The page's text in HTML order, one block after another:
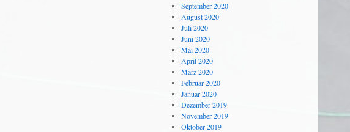
September 2020
August 2020
Juli 2020
Juni 2020
Mai 2020
April 2020
März 2020
Februar 2020
Januar 2020
Dezember 2019
November 2019
Oktober 2019